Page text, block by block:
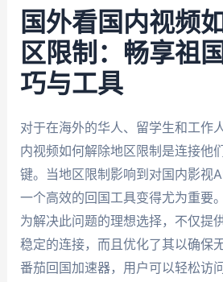
国外看国内视频
区限制：畅享祖
巧与工具
对于在海外的华人、留学生和工作
内视频如何解除地区限制是连接他
键。当地区限制影响到对国内影视
一个高效的回国工具变得尤为重要
为解决此问题的理想选择，不仅提
稳定的连接，而且优化了其以确保
番茄回国加速器，用户可以轻松访